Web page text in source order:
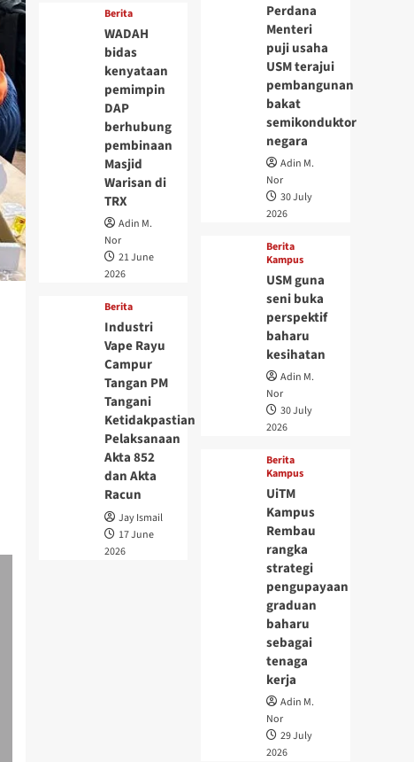
Berita
WADAH
bidas
kenyataan
pemimpin
DAP
berhubung
pembinaan
Masjid
Warisan di
TRX
Adin M.
Nor
21 June
2026
Berita
Industri
Vape Rayu
Campur
Tangan PM
Tangani
Ketidakpastian
Pelaksanaan
Akta 852
dan Akta
Racun
Jay Ismail
17 June
2026
Perdana
Menteri
puji usaha
USM terajui
pembangunan
bakat
semikonduktor
negara
Adin M.
Nor
30 July
2026
Berita
Kampus
USM guna
seni buka
perspektif
baharu
kesihatan
Adin M.
Nor
30 July
2026
Berita
Kampus
UiTM
Kampus
Rembau
rangka
strategi
pengupayaan
graduan
baharu
sebagai
tenaga
kerja
Adin M.
Nor
29 July
2026